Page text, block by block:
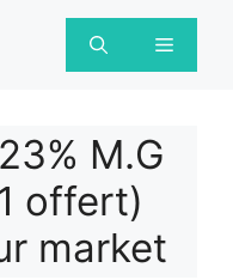
Menu
M.G
offert)
market